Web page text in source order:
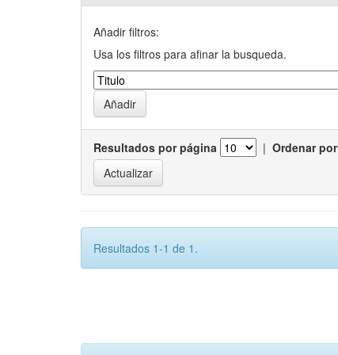
Añadir filtros:
Usa los filtros para afinar la busqueda.
Resultados por página | Ordenar por
Resultados 1-1 de 1.